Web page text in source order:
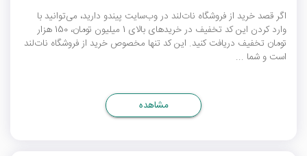
اگر قصد خرید از فروشگاه نات‌لند در وب‌سایت پیندو دارید، می‌توانید با
وارد کردن این کد تخفیف در خریدهای بالای 1 میلیون تومان، 150 هزار
تومان تخفیف دریافت کنید. این کد تنها مخصوص خرید از فروشگاه نات‌لند
است و شما ...
مشاهده